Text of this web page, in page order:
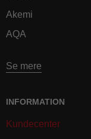
Akemi
AQA
Se mere
INFORMATION
Kundecenter